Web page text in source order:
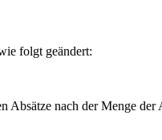
folgt geändert:
nach der Menge